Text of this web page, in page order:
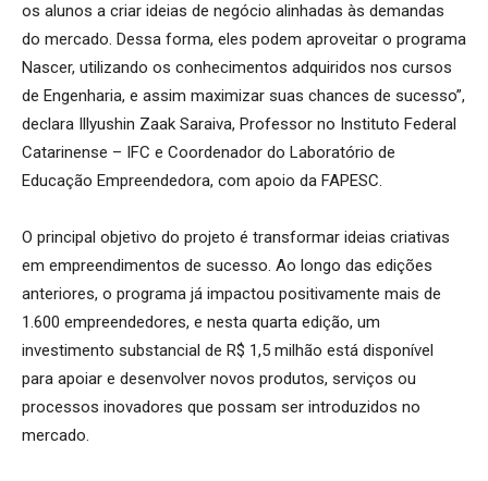
os alunos a criar ideias de negócio alinhadas às demandas
do mercado. Dessa forma, eles podem aproveitar o programa
Nascer, utilizando os conhecimentos adquiridos nos cursos
de Engenharia, e assim maximizar suas chances de sucesso”,
declara Illyushin Zaak Saraiva, Professor no Instituto Federal
Catarinense – IFC e Coordenador do Laboratório de
Educação Empreendedora, com apoio da FAPESC.
O principal objetivo do projeto é transformar ideias criativas
em empreendimentos de sucesso. Ao longo das edições
anteriores, o programa já impactou positivamente mais de
1.600 empreendedores, e nesta quarta edição, um
investimento substancial de R$ 1,5 milhão está disponível
para apoiar e desenvolver novos produtos, serviços ou
processos inovadores que possam ser introduzidos no
mercado.